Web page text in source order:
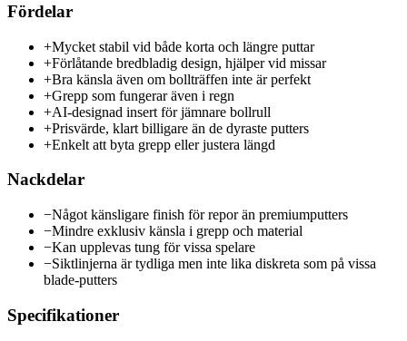
Fördelar
+Mycket stabil vid både korta och längre puttar
+Förlåtande bredbladig design, hjälper vid missar
+Bra känsla även om bollträffen inte är perfekt
+Grepp som fungerar även i regn
+AI-designad insert för jämnare bollrull
+Prisvärde, klart billigare än de dyraste putters
+Enkelt att byta grepp eller justera längd
Nackdelar
−Något känsligare finish för repor än premiumputters
−Mindre exklusiv känsla i grepp och material
−Kan upplevas tung för vissa spelare
−Siktlinjerna är tydliga men inte lika diskreta som på vissa
blade-putters
Specifikationer